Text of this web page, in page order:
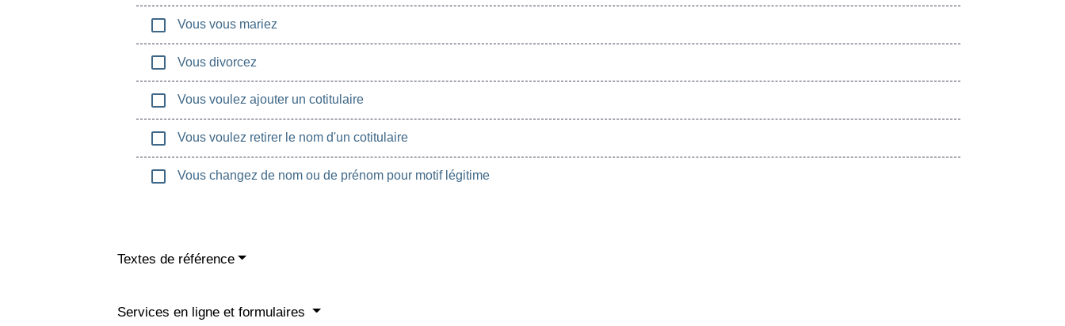
check_box_outline_blank Vous vous mariez
check_box_outline_blank Vous divorcez
check_box_outline_blank Vous voulez ajouter un cotitulaire
check_box_outline_blank Vous voulez retirer le nom d'un cotitulaire
check_box_outline_blank Vous changez de nom ou de prénom pour motif légitime
Textes de référence
Services en ligne et formulaires